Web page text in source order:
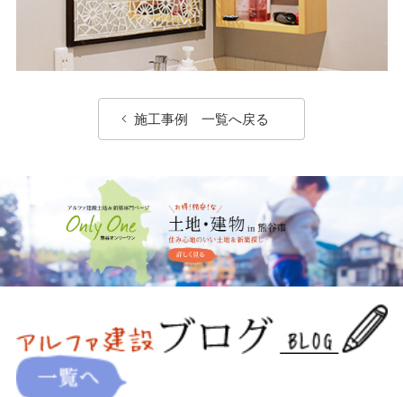
施工事例 一覧へ戻る